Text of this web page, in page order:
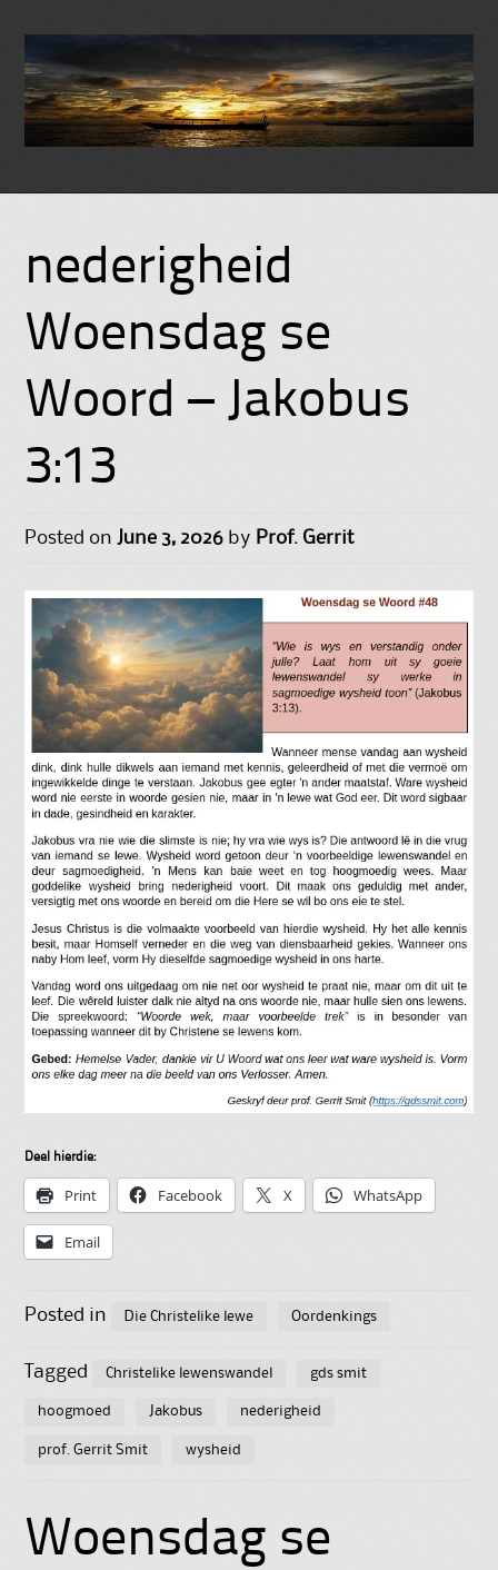
content
nederigheid
Woensdag se
Woord – Jakobus
3:13
Posted on June 3, 2026 by Prof. Gerrit
Deel hierdie:
Print Facebook X WhatsApp
Email
Posted in Die Christelike lewe Oordenkings
Tagged Christelike lewenswandel gds smit
hoogmoed Jakobus nederigheid
prof. Gerrit Smit wysheid
Woensdag se